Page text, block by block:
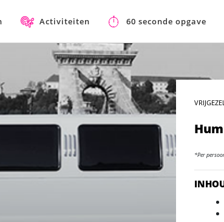
Activiteiten 60 seconde opgave
*Per